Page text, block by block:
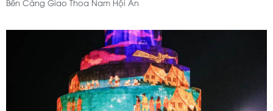
Bến Cảng Giao Thoa Nam Hội An